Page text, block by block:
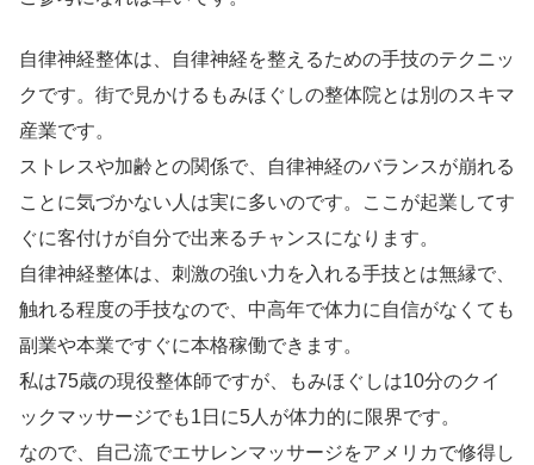
自律神経整体は、自律神経を整えるための手技のテクニッ
クです。街で見かけるもみほぐしの整体院とは別のスキマ
産業です。
ストレスや加齢との関係で、自律神経のバランスが崩れる
ことに気づかない人は実に多いのです。ここが起業してす
ぐに客付けが自分で出来るチャンスになります。
自律神経整体は、刺激の強い力を入れる手技とは無縁で、
触れる程度の手技なので、中高年で体力に自信がなくても
副業や本業ですぐに本格稼働できます。
私は75歳の現役整体師ですが、もみほぐしは10分のクイ
ックマッサージでも1日に5人が体力的に限界です。
なので、自己流でエサレンマッサージをアメリカで修得し